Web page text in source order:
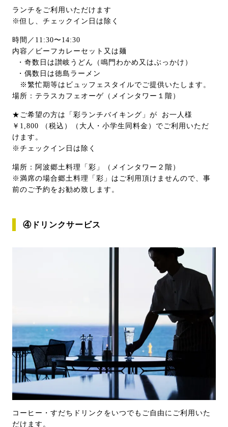
ランチをご利用いただけます
※但し、チェックイン日は除く
時間／11:30〜14:30
内容／ビーフカレーセット又は麺
・奇数日は讃岐うどん（鳴門わかめ又はぶっかけ）
・偶数日は徳島ラーメン
※繁忙期等はビュッフェスタイルでご提供いたします。
場所：テラスカフェオーゲ（メインタワー１階）
★ご希望の方は「彩ランチバイキング」が お一人様
￥1,800 （税込）（大人・小学生同料金）でご利用いただ
けます。
※チェックイン日は除く
場所：阿波郷土料理「彩」（メインタワー２階）
※満席の場合郷土料理「彩」はご利用頂けませんので、事
前のご予約をお勧め致します。
④ドリンクサービス
コーヒー・すだちドリンクをいつでもご自由にご利用いた
だけます。